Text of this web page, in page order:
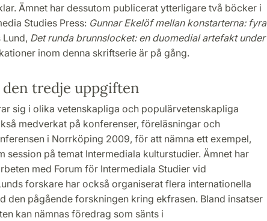
Ämnet har dessutom publicerat ytterligare två böcker i
Studies Press: Gunnar Ekelöf mellan konstarterna: fyra
Det runda brunnslocket: en duomedial artefakt under
inom denna skriftserie är på gång.
tredje uppgiften
sig i olika vetenskapliga och populärvetenskapliga
medverkat på konferenser, föreläsningar och
i Norrköping 2009, för att nämna ett exempel,
session på temat Intermediala kulturstudier. Ämnet har
med Forum för Intermediala Studier vid
forskare har också organiserat flera internationella
den pågående forskningen kring ekfrasen. Bland insatser
kan nämnas föredrag som sänts i